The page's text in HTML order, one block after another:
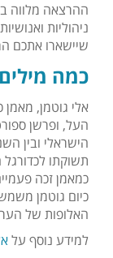
ההרצאה מלווה
ניהוליות ואנושיות
שיישארו אתכם
כמה
אלי גוטמן,
העל, ופרשן
הישראלי ובין השנים 2011-2015 היה מאמן
תשוקתו
כמאמן זכה פעמיים באליפויות
כיום גוטמן
האלופות של
למידע נוסף על